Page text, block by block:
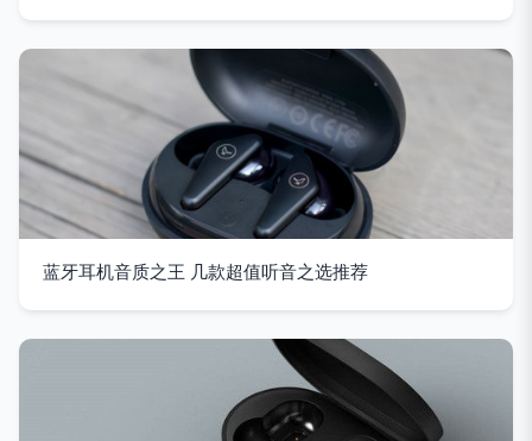
蓝牙耳机音质之王 几款超值听音之选推荐